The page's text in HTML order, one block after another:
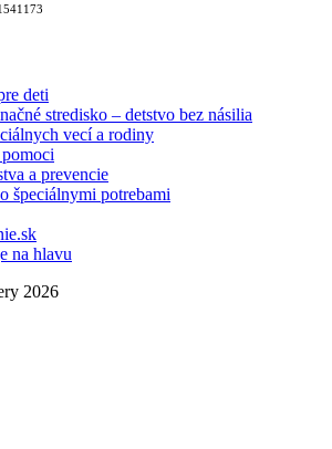
deti
stredisko – detstvo bez násilia
vecí a rodiny
a prevencie
špeciálnymi potrebami
na hlavu
2026